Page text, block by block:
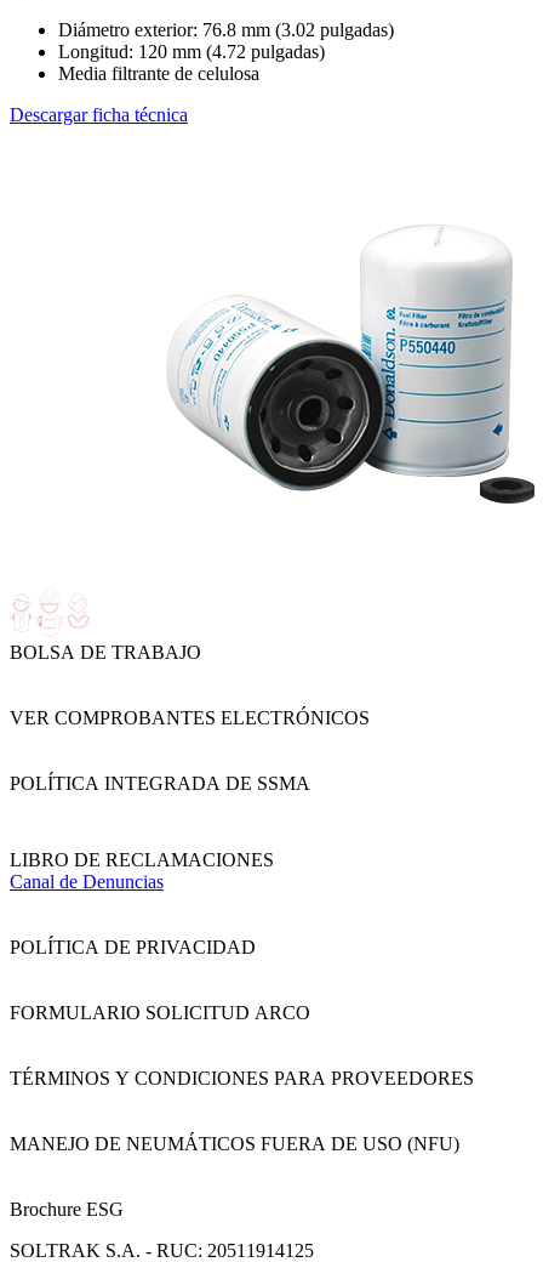
Diámetro exterior: 76.8 mm (3.02 pulgadas)
Longitud: 120 mm (4.72 pulgadas)
Media filtrante de celulosa
Descargar ficha técnica
BOLSA DE TRABAJO
VER COMPROBANTES ELECTRÓNICOS
POLÍTICA INTEGRADA DE SSMA
LIBRO DE RECLAMACIONES
Canal de Denuncias
POLÍTICA DE PRIVACIDAD
FORMULARIO SOLICITUD ARCO
TÉRMINOS Y CONDICIONES PARA PROVEEDORES
MANEJO DE NEUMÁTICOS FUERA DE USO (NFU)
Brochure ESG
SOLTRAK S.A. - RUC: 20511914125